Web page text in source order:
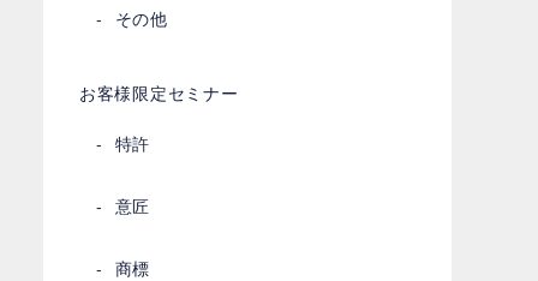
その他
お客様限定セミナー
特許
意匠
商標